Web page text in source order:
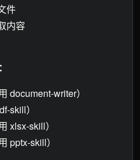
件
内容
document-writer）
skill）
xlsx-skill）
pptx-skill）